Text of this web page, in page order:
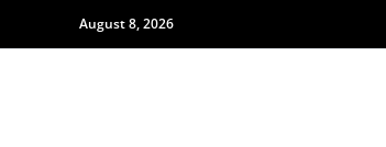
August 8, 2026